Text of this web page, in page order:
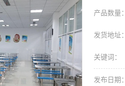
产品数量：
发货地址：
关键词：
发布日期：